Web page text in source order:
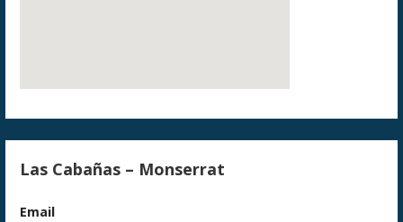
Las Cabañas – Monserrat
Email